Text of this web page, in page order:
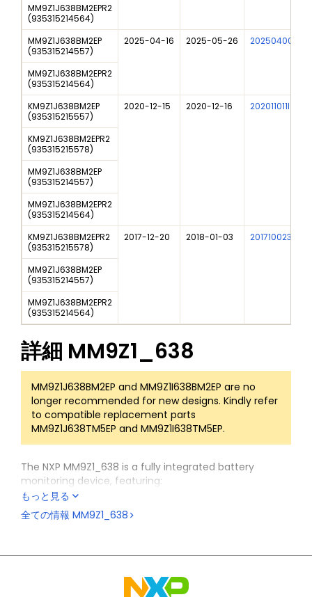
MM9Z1J638BM2EPR2
(935315214564)
MM9Z1J638BM2EP
(935315214557)
2025-04-16 2025-05-26 202504007I
MM9Z1J638BM2EPR2
(935315214564)
KM9Z1J638BM2EP
(935315215557)
2020-12-15 2020-12-16 202011011I
KM9Z1J638BM2EPR2
(935315215578)
MM9Z1J638BM2EP
(935315214557)
MM9Z1J638BM2EPR2
(935315214564)
KM9Z1J638BM2EPR2
(935315215578)
2017-12-20 2018-01-03 201710023I
MM9Z1J638BM2EP
(935315214557)
MM9Z1J638BM2EPR2
(935315214564)
詳細 MM9Z1_638
MM9Z1J638BM2EP and MM9Z1I638BM2EP are no
longer recommended for new designs. Kindly refer
to compatible replacement parts
MM9Z1J638TM5EP and MM9Z1I638TM5EP.
The NXP MM9Z1_638 is a fully integrated battery
monitoring device, featuring:
Support of precise current measurement via an
external shunt resistor
proximity battery temperature measurements, plus
もっと見る
全ての情報 MM9Z1_638